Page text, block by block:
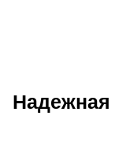
Описание
Надежная